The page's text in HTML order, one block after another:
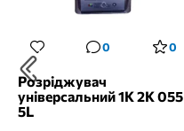
0 0
Розріджувач
універсальний 1K 2K 055
5L